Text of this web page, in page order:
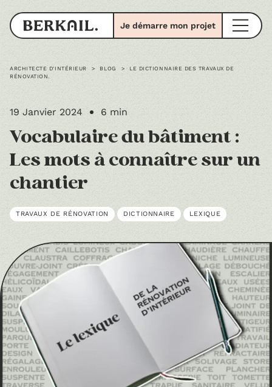
Je démarre mon projet
ARCHITECTE D'INTÉRIEUR > BLOG >
LE DICTIONNAIRE DES TRAVAUX DE
RÉNOVATION.
19 Janvier 2024 6 min
Vocabulaire du bâtiment :
Les mots à connaître sur un
chantier
TRAVAUX DE RÉNOVATION DICTIONNAIRE LEXIQUE